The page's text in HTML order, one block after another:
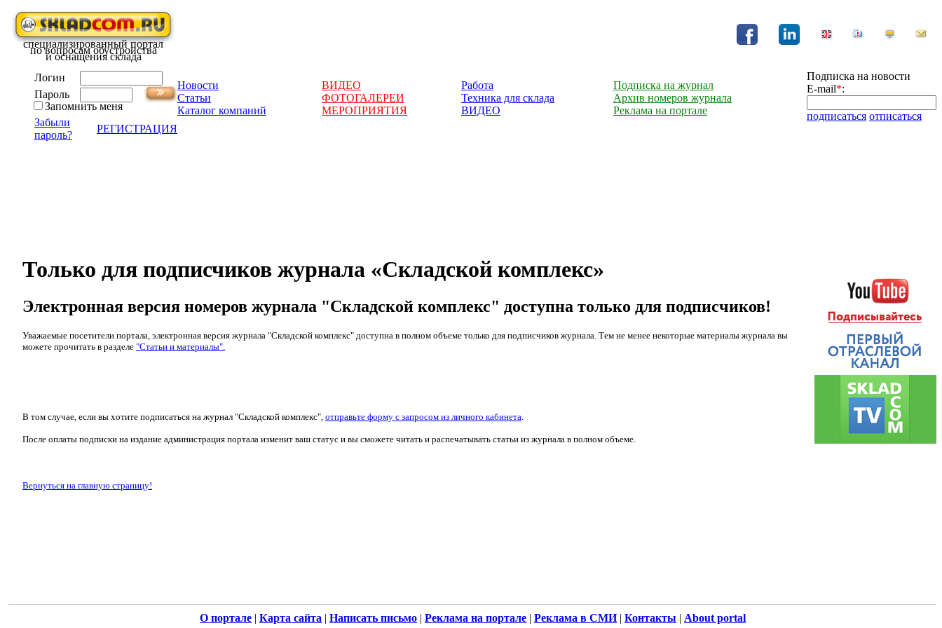
специализированный портал
по вопросам обустройства
и оснащения склада
Логин
Пароль
Запомнить меня
Забыли
пароль?
РЕГИСТРАЦИЯ
Новости ВИДЕО Работа
Подписка на журнал
Статьи
ФОТОГАЛЕРЕИ Техника для склада
Архив номеров журнала
Каталог компаний
МЕРОПРИЯТИЯ ВИДЕО Реклама на портале
Подписка на новости
E-mail*:
подписаться отписаться
Только для подписчиков журнала «Складской комплекс»
Электронная версия номеров журнала "Складской комплекс" доступна только для подписчиков!
Уважаемые посетители портала, электронная версия журнала "Складской комплекс" доступна в полном объеме только для подписчиков журнала. Тем не менее некоторые материалы журнала вы
можете прочитать в разделе "Статьи и материалы".
В том случае, если вы хотите подписаться на журнал "Складской комплекс", отправьте форму с запросом из личного кабинета.
После оплаты подписки на издание администрация портала изменит ваш статус и вы сможете читать и распечатывать статьи из журнала в полном объеме.
Вернуться на главную страницу!
О портале | Карта сайта | Написать письмо | Реклама на портале | Реклама в СМИ| Контакты | About portal